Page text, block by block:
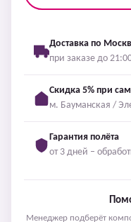
Доставка по
при заказе до
Скидка 5% при
м. Бауманская /
Гарантия полёта
от 3 дней –
Менеджер подберёт